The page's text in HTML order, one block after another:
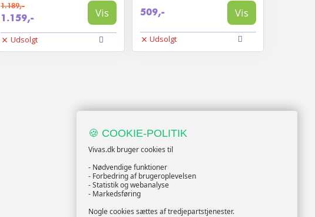
1.189,-
1.159,- Vis
Udsolgt
509,- Vis
Udsolgt
🍪 COOKIE-POLITIK
Vivas.dk bruger cookies til
- Nødvendige funktioner
- Forbedring af brugeroplevelsen
- Statistik og webanalyse
- Markedsføring
Nogle cookies sættes af tredjepartstjenester.